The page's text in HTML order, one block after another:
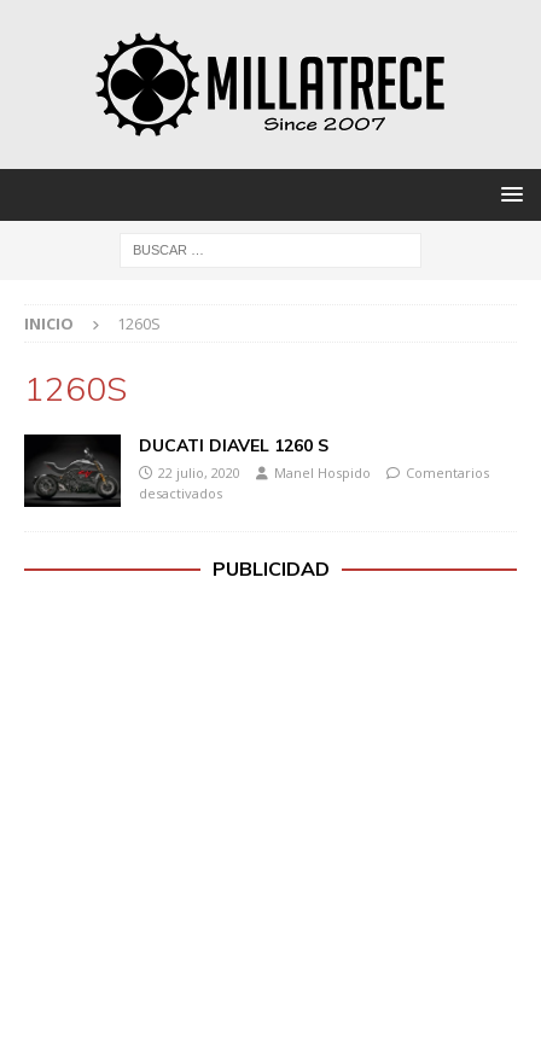
INICIO 1260S
1260S
DUCATI DIAVEL 1260 S
22 julio, 2020 Manel Hospido
Comentarios
desactivados
PUBLICIDAD